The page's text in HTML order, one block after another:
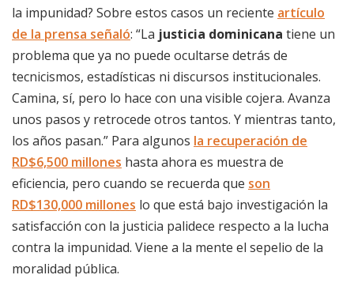
la impunidad? Sobre estos casos un reciente artículo
de la prensa señaló: “La justicia dominicana tiene un
problema que ya no puede ocultarse detrás de
tecnicismos, estadísticas ni discursos institucionales.
Camina, sí, pero lo hace con una visible cojera. Avanza
unos pasos y retrocede otros tantos. Y mientras tanto,
los años pasan.” Para algunos la recuperación de
RD$6,500 millones hasta ahora es muestra de
eficiencia, pero cuando se recuerda que son
RD$130,000 millones lo que está bajo investigación la
satisfacción con la justicia palidece respecto a la lucha
contra la impunidad. Viene a la mente el sepelio de la
moralidad pública.